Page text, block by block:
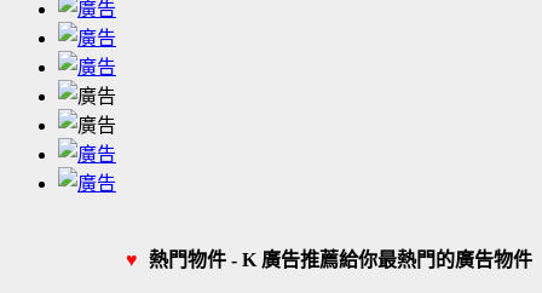
♥ 熱門物件 - K 廣告推薦給你最熱門的廣告物件